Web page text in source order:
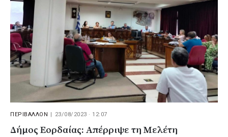
ΠΕΡΙΒΑΛΛΟΝ 23/08/2023 · 12:07
Δήμος Εορδαίας: Απέρριψε τη Μελέτη